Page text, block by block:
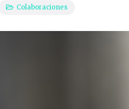
Colaboraciones